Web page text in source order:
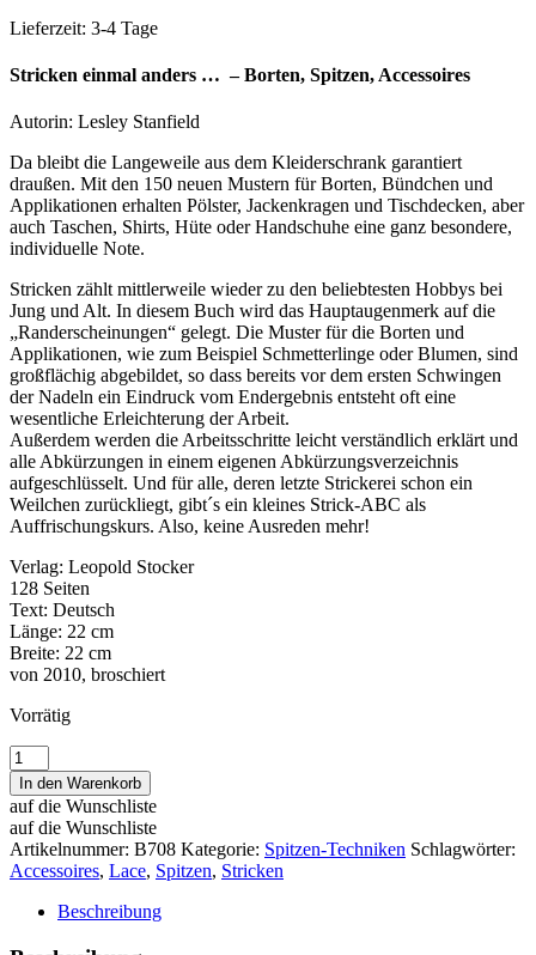
Lieferzeit: 3-4 Tage
Stricken einmal anders … – Borten, Spitzen, Accessoires
Autorin: Lesley Stanfield
Da bleibt die Langeweile aus dem Kleiderschrank garantiert
draußen. Mit den 150 neuen Mustern für Borten, Bündchen und
Applikationen erhalten Pölster, Jackenkragen und Tischdecken, aber
auch Taschen, Shirts, Hüte oder Handschuhe eine ganz besondere,
individuelle Note.
Stricken zählt mittlerweile wieder zu den beliebtesten Hobbys bei
Jung und Alt. In diesem Buch wird das Hauptaugenmerk auf die
„Randerscheinungen“ gelegt. Die Muster für die Borten und
Applikationen, wie zum Beispiel Schmetterlinge oder Blumen, sind
großflächig abgebildet, so dass bereits vor dem ersten Schwingen
der Nadeln ein Eindruck vom Endergebnis entsteht oft eine
wesentliche Erleichterung der Arbeit.
Außerdem werden die Arbeitsschritte leicht verständlich erklärt und
alle Abkürzungen in einem eigenen Abkürzungsverzeichnis
aufgeschlüsselt. Und für alle, deren letzte Strickerei schon ein
Weilchen zurückliegt, gibt´s ein kleines Strick-ABC als
Auffrischungskurs. Also, keine Ausreden mehr!
Verlag: Leopold Stocker
128 Seiten
Text: Deutsch
Länge: 22 cm
Breite: 22 cm
von 2010, broschiert
Vorrätig
Stricken
einmal
anders...
-
Borten,
Spitzen,
Accessoires
Lesley
Stanfield
In den Warenkorb
auf die Wunschliste
auf die Wunschliste
Artikelnummer: B708 Kategorie: Spitzen-Techniken Schlagwörter:
Accessoires, Lace, Spitzen, Stricken
Beschreibung